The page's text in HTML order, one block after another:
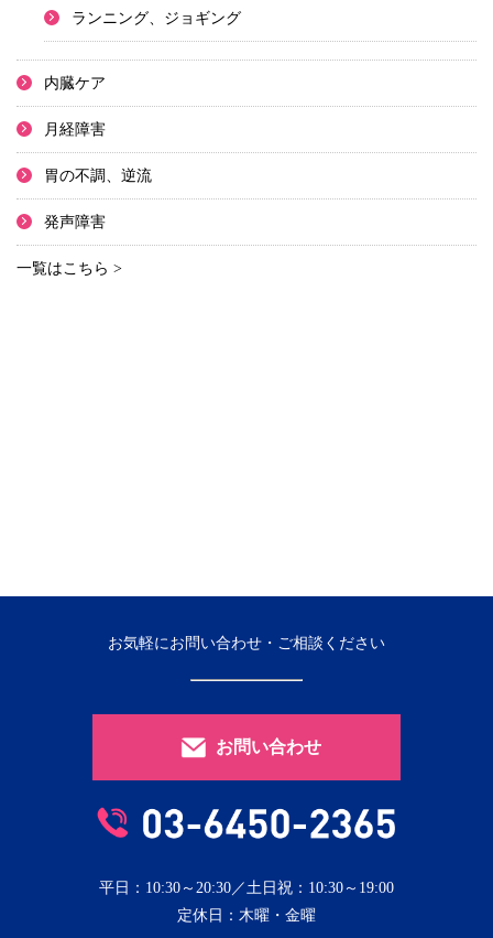
ランニング、ジョギング
内臓ケア
月経障害
胃の不調、逆流
発声障害
一覧はこちら >
お気軽にお問い合わせ・ご相談ください
お問い合わせ
平日：10:30～20:30／土日祝：10:30～19:00
定休日：木曜・金曜